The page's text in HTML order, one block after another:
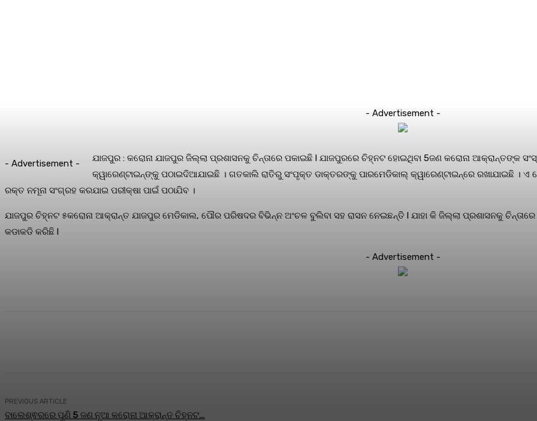
- Advertisement -
- Advertisement -
ଯାଜପୁର : କରୋନା ଯାଜପୁର ଜିଲ୍ଲା ପ୍ରଶାସନକୁ ଚିନ୍ତାରେ ପକାଇଛି l ଯାଜପୁରରେ ଚିହ୍ନଟ ହୋଇଥିବା 5ଜଣ କରୋନା ଆକ୍ରାନ୍ତଙ୍କ
କ୍ୱାରେଣ୍ଟାଇନ୍‌ଙ୍କୁ ପଠାଇଦିଆଯାଇଛି । ଗତକାଲି ରାତିରୁ ସଂପୃକ୍ତ ଡାକ୍ତରଙ୍କୁ ପାରମେଡିକାଲ୍ କ୍ୱାରେଣ୍ଟାଇନ୍‌ରେ ରଖାଯାଇଛି ।
ରକ୍ତ ନମୂନା ସଂଗ୍ରହ କରଯାଇ ପରୀକ୍ଷା ପାଇଁ ପଠାଯିବ ।
ଯାଜପୁର ଚିହ୍ନଟ ୫କରୋନା ଆକ୍ରାନ୍ତ ଯାଜପୁର ମେଡିକାଲ, ପୌର ପରିଷଦର ବିଭିନ୍ନ ଅଂଚଳ ବୁଲିବା ସହ ରାସନ ନେଇଛନ୍ତି l ଯାହା କି ଜିଲ୍ଲା ପ୍ରଶାସନକୁ
କଡାକଡି କରିଛି l
- Advertisement -
PREVIOUS ARTICLE
ବାଲେଶ୍ଵରରେ ପୁଣି 5 ଜଣ ନୂଆ କରୋନା ଆକ୍ରାନ୍ତ ଚିହ୍ନଟ…